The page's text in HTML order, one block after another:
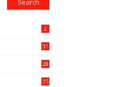
2
31
28
25